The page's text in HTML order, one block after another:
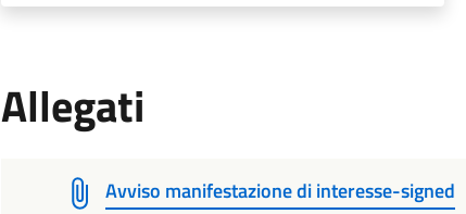
Allegati
Avviso manifestazione di interesse-signed